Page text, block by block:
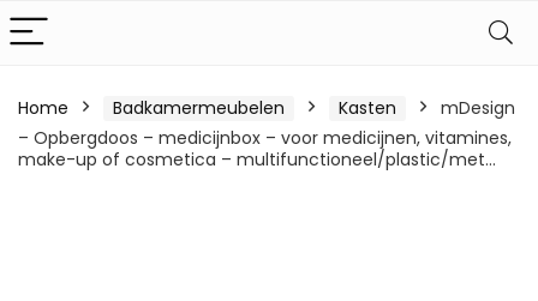
Home Badkamermeubelen Kasten
mDesign
– Opbergdoos – medicijnbox – voor medicijnen, vitamines,
make-up of cosmetica – multifunctioneel/plastic/met…